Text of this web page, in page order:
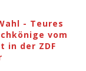
- Teures
vom
in der ZDF